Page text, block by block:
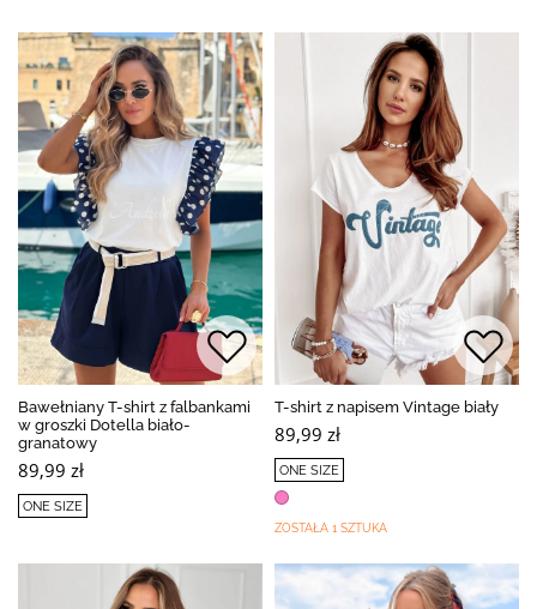
Bawełniany T-shirt z falbankami
w groszki Dotella biało-
granatowy
89,99 zł
ONE SIZE
T-shirt z napisem Vintage biały
89,99 zł
ONE SIZE
ZOSTAŁA 1 SZTUKA